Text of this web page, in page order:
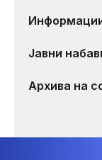
Јавни
Архива на